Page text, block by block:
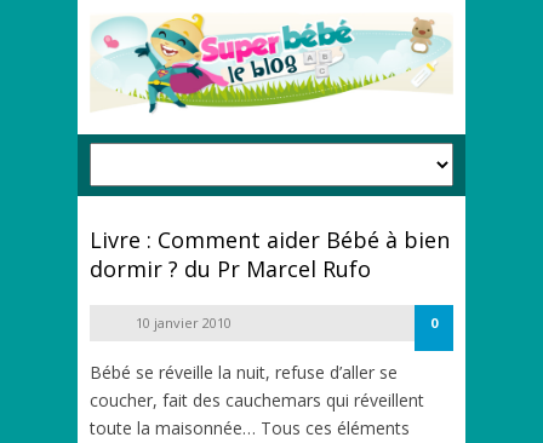
Livre : Comment aider Bébé à bien
dormir ? du Pr Marcel Rufo
10 janvier 2010 0
Bébé se réveille la nuit, refuse d’aller se
coucher, fait des cauchemars qui réveillent
toute la maisonnée… Tous ces éléments